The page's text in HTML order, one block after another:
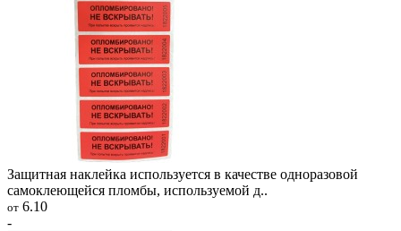
Защитная наклейка используется в качестве одноразовой
самоклеющейся пломбы, используемой д..
от 6.10
-